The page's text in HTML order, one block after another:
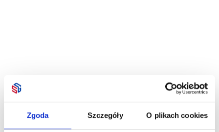
Zgoda Szczegóły O plikach cookies